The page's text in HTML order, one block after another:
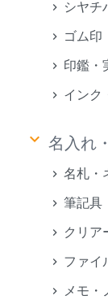
シヤチ
ゴム印
印鑑・
インク
keyboard_arrow_down 名入れ
名札・
筆記具
クリア
ファイ
メモ・